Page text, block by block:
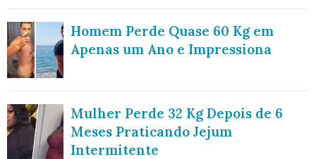
Homem Perde Quase 60 Kg em
Apenas um Ano e Impressiona
Mulher Perde 32 Kg Depois de 6
Meses Praticando Jejum
Intermitente